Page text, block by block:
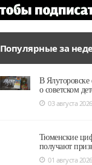
Популярные за
В Ялуторовске
о советском
03 августа 2026
Тюменские
получают
01 августа 2026